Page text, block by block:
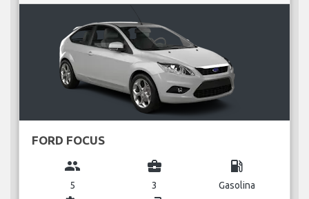
FORD FOCUS
group
5
business_center
3
local_gas_station
Gasolina